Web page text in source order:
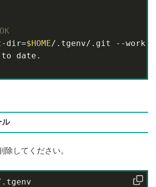
dir=$HOME/.tgenv/.git --work-
ル
除してください。